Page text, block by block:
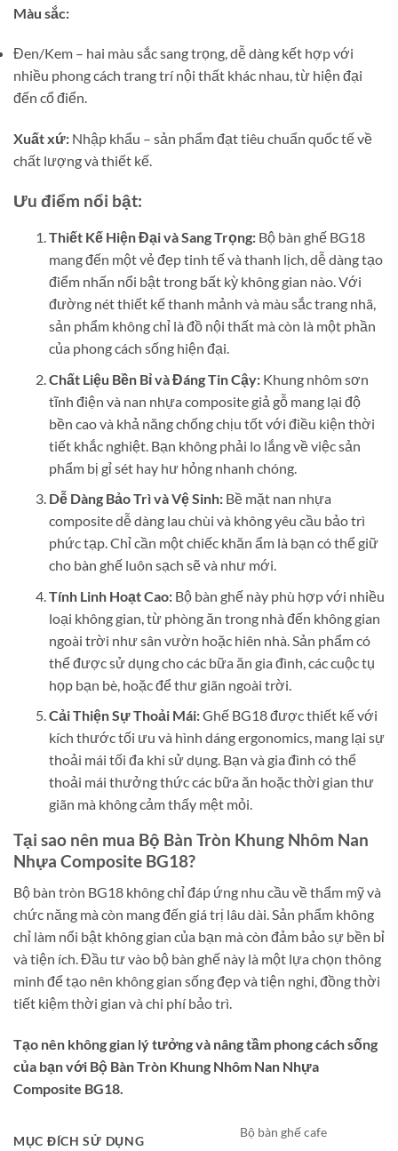
Màu sắc:
Đen/Kem – hai màu sắc sang trọng, dễ dàng kết hợp với
nhiều phong cách trang trí nội thất khác nhau, từ hiện đại
đến cổ điển.
Xuất xứ: Nhập khẩu – sản phẩm đạt tiêu chuẩn quốc tế về
chất lượng và thiết kế.
Ưu điểm nổi bật:
Thiết Kế Hiện Đại và Sang Trọng: Bộ bàn ghế BG18
mang đến một vẻ đẹp tinh tế và thanh lịch, dễ dàng tạo
điểm nhấn nổi bật trong bất kỳ không gian nào. Với
đường nét thiết kế thanh mảnh và màu sắc trang nhã,
sản phẩm không chỉ là đồ nội thất mà còn là một phần
của phong cách sống hiện đại.
Chất Liệu Bền Bỉ và Đáng Tin Cậy: Khung nhôm sơn
tĩnh điện và nan nhựa composite giả gỗ mang lại độ
bền cao và khả năng chống chịu tốt với điều kiện thời
tiết khắc nghiệt. Bạn không phải lo lắng về việc sản
phẩm bị gỉ sét hay hư hỏng nhanh chóng.
Dễ Dàng Bảo Trì và Vệ Sinh: Bề mặt nan nhựa
composite dễ dàng lau chùi và không yêu cầu bảo trì
phức tạp. Chỉ cần một chiếc khăn ẩm là bạn có thể giữ
cho bàn ghế luôn sạch sẽ và như mới.
Tính Linh Hoạt Cao: Bộ bàn ghế này phù hợp với nhiều
loại không gian, từ phòng ăn trong nhà đến không gian
ngoài trời như sân vườn hoặc hiên nhà. Sản phẩm có
thể được sử dụng cho các bữa ăn gia đình, các cuộc tụ
họp bạn bè, hoặc để thư giãn ngoài trời.
Cải Thiện Sự Thoải Mái:Ghế BG18 được thiết kế với
kích thước tối ưu và hình dáng ergonomics, mang lại sự
thoải mái tối đa khi sử dụng. Bạn và gia đình có thể
thoải mái thưởng thức các bữa ăn hoặc thời gian thư
giãn mà không cảm thấy mệt mỏi.
Tại sao nên mua Bộ Bàn Tròn Khung Nhôm Nan
Nhựa Composite BG18?
Bộ bàn tròn BG18 không chỉ đáp ứng nhu cầu về thẩm mỹ và
chức năng mà còn mang đến giá trị lâu dài. Sản phẩm không
chỉ làm nổi bật không gian của bạn mà còn đảm bảo sự bền bỉ
và tiện ích. Đầu tư vào bộ bàn ghế này là một lựa chọn thông
minh để tạo nên không gian sống đẹp và tiện nghi, đồng thời
tiết kiệm thời gian và chi phí bảo trì.
Tạo nên không gian lý tưởng và nâng tầm phong cách sống
của bạn với Bộ Bàn Tròn Khung Nhôm Nan Nhựa
Composite BG18.
MỤC ĐÍCH SỬ DỤNG
Bộ bàn ghế cafe